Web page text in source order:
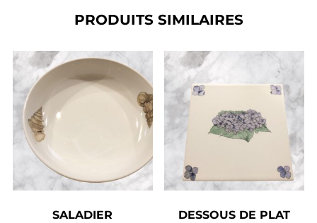
PRODUITS SIMILAIRES
SALADIER
DESSOUS DE PLAT